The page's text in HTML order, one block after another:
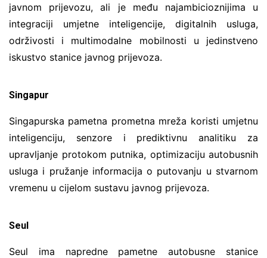
javnom prijevozu, ali je među najambicioznijima u
integraciji umjetne inteligencije, digitalnih usluga,
održivosti i multimodalne mobilnosti u jedinstveno
iskustvo stanice javnog prijevoza.
Singapur
Singapurska pametna prometna mreža koristi umjetnu
inteligenciju, senzore i prediktivnu analitiku za
upravljanje protokom putnika, optimizaciju autobusnih
usluga i pružanje informacija o putovanju u stvarnom
vremenu u cijelom sustavu javnog prijevoza.
Seul
Seul ima napredne pametne autobusne stanice